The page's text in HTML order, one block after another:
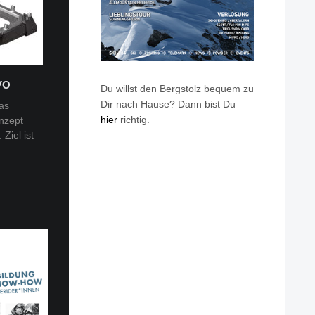
Ziel ist
Tobi
Van
Du willst den Bergstolz bequem zu
Dir nach Hause? Dann bist Du
hierrichtig.